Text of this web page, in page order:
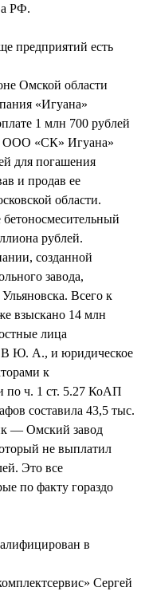
РФ.
предприятий есть
Омской области
«Игуана»
1 млн 700 рублей
ООО «СК» Игуана»
для погашения
и продав ее
области.
рублей.
созданной
завода,
Всего к
взыскано 14 млн
лица
Ю. А., и юридическое
к
по ч. 1 ст. 5.27 КоАП
составила 43,5 тыс.
— Омский завод
не выплатил
Это все
по факту гораздо
в
Сергей